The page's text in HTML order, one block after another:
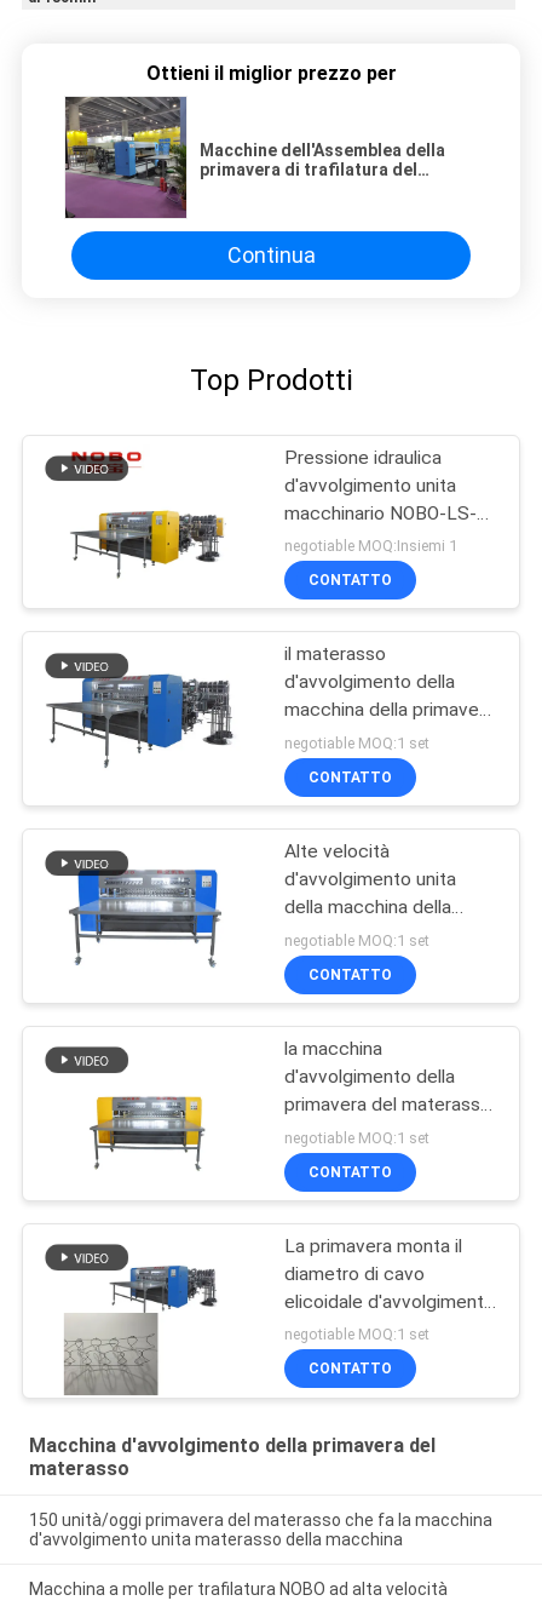
Ottieni il miglior prezzo per
Macchine dell'Assemblea della
primavera di trafilatura del
Continua
Top Prodotti
Pressione idraulica
d'avvolgimento unita
macchinario NOBO-LS-2
della macchina 5MPA del
materasso di NOBO
negotiable MOQ:Insiemi 1
CONTATTO
il materasso
d'avvolgimento della
macchina della primavera
del materasso di
150mm-180mm ha unito
la macchina
Aeesmbling
negotiable MOQ:1 set
CONTATTO
Alte velocità
d'avvolgimento unita
della macchina della
primavera del materasso
altezza della primavera di
180mm - di 150mm
negotiable MOQ:1 set
CONTATTO
la macchina
d'avvolgimento della
primavera del materasso
di 3 fasi 380V monta la
rete del letto della
primavera di trafilatura
negotiable MOQ:1 set
CONTATTO
La primavera monta il
diametro di cavo
elicoidale d'avvolgimento
unito primavera della
macchina del materasso
1.6-1.7
negotiable MOQ:1 set
CONTATTO
Macchina d'avvolgimento della primavera del
materasso
150 unità/oggi primavera del materasso che fa la macchina
d'avvolgimento unita materasso della macchina
Macchina a molle per trafilatura NOBO ad alta velocità